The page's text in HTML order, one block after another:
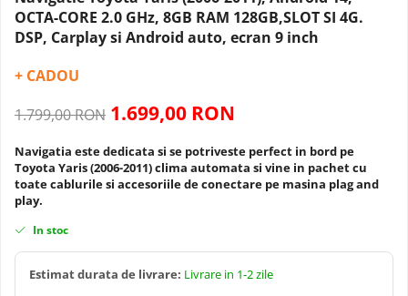
Navigatii Dacia
Navigatii BMW
Navigatii Mercedes
Navigatii Fiat
Navigatii Nissan
Camera frontala
OCTA-CORE 2.0 GHz, 8GB RAM 128GB,SLOT SI 4G.
DSP, Carplay si Android auto, ecran 9 inch
+ CADOU
1.799,00 RON 1.699,00 RON
Navigatia este dedicata si se potriveste perfect in bord pe
Toyota Yaris (2006-2011) clima automata si vine in pachet cu
toate cablurile si accesoriile de conectare pe masina plag and
play.
In stoc
Estimat durata de livrare: Livrare in 1-2 zile